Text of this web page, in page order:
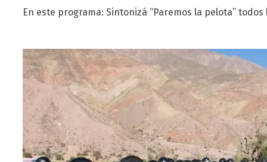
En este programa: Sintonizá “Paremos la pelota”